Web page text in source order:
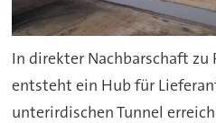
In direkter Nachbarschaft zu
entsteht ein Hub für
unterirdischen Tunnel